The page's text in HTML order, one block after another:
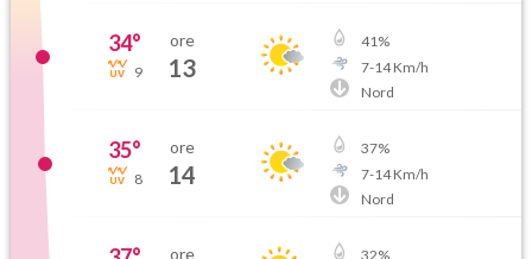
34°
9
ore
13
41%
7-14Km/h
Nord
35°
8
ore
14
37%
7-14Km/h
Nord
ore 32%